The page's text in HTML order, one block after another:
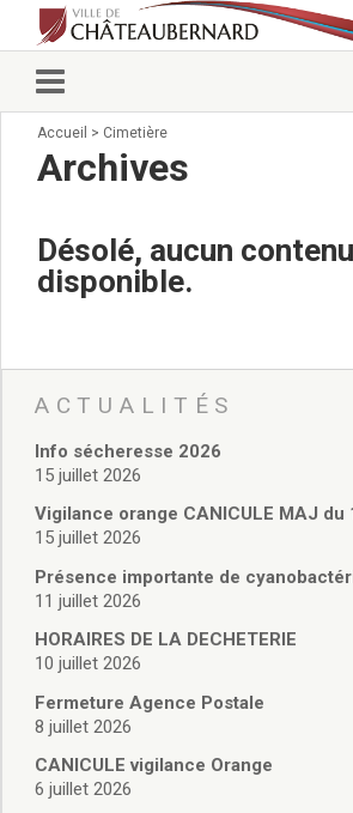
Vie municipale
Élus
Prendre rendez-vous
Arrêtés du Maire
Pour venir nous voir
État civil/élections/formalités
Services Techniques
C.C.A.S.
Affaires Scolaires
Vie associative
Police Municipale/
Cimetière/réglementation
Licences boissons
Cadastre
Plan Local d’Urbanisme
Actes d’état civil
Budgets
Accueil > Cimetière
Archives
Désolé, aucun contenu
disponible.
ACTUALITÉS
Info sécheresse 2026
15 juillet 2026
Vigilance orange CANICULE MAJ du
15 juillet 2026
Présence importante de
11 juillet 2026
HORAIRES DE LA DECHETERIE
10 juillet 2026
Fermeture Agence Postale
8 juillet 2026
CANICULE vigilance Orange
6 juillet 2026